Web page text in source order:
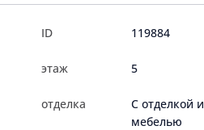
ID 119884
этаж 5
отделка
С отделкой и
мебелью